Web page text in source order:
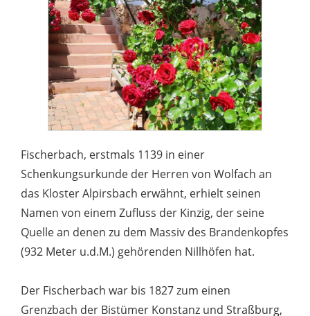
Fischerbach, erstmals 1139 in einer
Schenkungsurkunde der Herren von Wolfach an
das Kloster Alpirsbach erwähnt, erhielt seinen
Namen von einem Zufluss der Kinzig, der seine
Quelle an denen zu dem Massiv des Brandenkopfes
(932 Meter u.d.M.) gehörenden Nillhöfen hat.
Der Fischerbach war bis 1827 zum einen
Grenzbach der Bistümer Konstanz und Straßburg,